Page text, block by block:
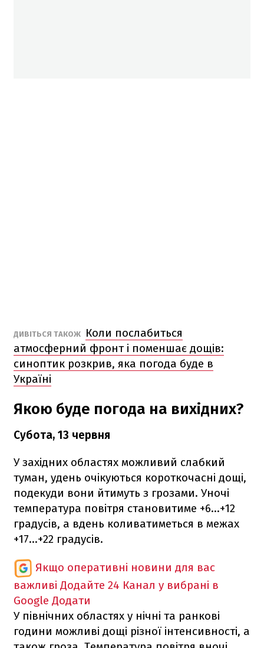
ДИВІТЬСЯ ТАКОЖ
Коли послабиться
атмосферний фронт і поменшає дощів:
синоптик розкрив, яка погода буде в
Україні
Якою буде погода на вихідних?
Субота, 13 червня
У західних областях можливий слабкий
туман, удень очікуються короткочасні дощі,
подекуди вони йтимуть з грозами. Уночі
температура повітря становитиме +6...+12
градусів, а вдень коливатиметься в межах
+17...+22 градусів.
Якщо оперативні новини для вас
важливі Додайте 24 Канал у вибрані в
Google Додати
У північних областях у нічні та ранкові
години можливі дощі різної інтенсивності, а